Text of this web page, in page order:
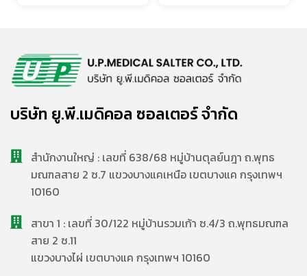
บริษัท ยู.พี.เมดิคอล ซอลเตอร์ จำกัด
สํานักงานใหญ่ : เลขที่ 638/68 หมู่บ้านตุลย์นฎา ถ.พุทธ
มณฑลสาย 2 ซ.7 แขวงบางแคเหนือ เขตบางแค กรุงเทพฯ
10160
สาขา 1 : เลขที่ 30/122 หมู่บ้านรวมเก้า ซ.4/3 ถ.พุทธมณฑล
สาย 2 ซ.11
แขวงบางไผ่ เขตบางแค กรุงเทพฯ 10160